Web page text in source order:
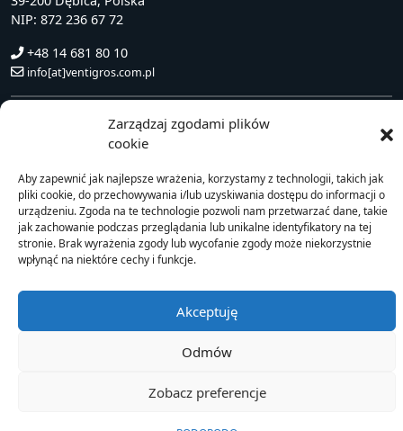
Zarządzaj zgodami plików
cookie
Aby zapewnić jak najlepsze wrażenia, korzystamy z technologii, takich jak
pliki cookie, do przechowywania i/lub uzyskiwania dostępu do informacji o
urządzeniu. Zgoda na te technologie pozwoli nam przetwarzać dane, takie
jak zachowanie podczas przeglądania lub unikalne identyfikatory na tej
stronie. Brak wyrażenia zgody lub wycofanie zgody może niekorzystnie
wpłynąć na niektóre cechy i funkcje.
Akceptuję
Odmów
Zobacz preferencje
NIP: 872 236 67 72
+48 14 681 80 10
info[at]ventigros.com.pl
VENTOR ENERGI SP Z O.O.
ul. Drogowców 7
NIP: 872 240 81 63
+48 14 681 80 10
info[at]ventorenergi.com